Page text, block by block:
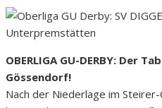
OBERLIGA GU-DERBY: Der
Gössendorf!
Nach der Niederlage im